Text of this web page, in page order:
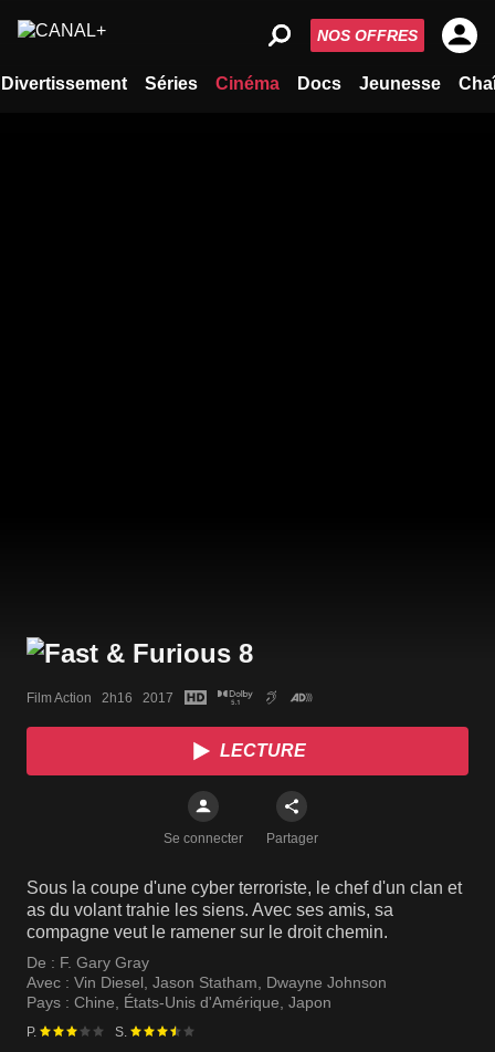
Divertissement Séries Cinéma Docs Jeunesse
NOS OFFRES
Film Action   2h16   2017
LECTURE
Se connecter Partager
Sous la coupe d'une cyber terroriste, le chef d'un clan et
as du volant trahie les siens. Avec ses amis, sa
compagne veut le ramener sur le droit chemin.
De : F. Gary Gray
Avec : Vin Diesel, Jason Statham, Dwayne Johnson
Pays : Chine, États-Unis d'Amérique, Japon
P. S.